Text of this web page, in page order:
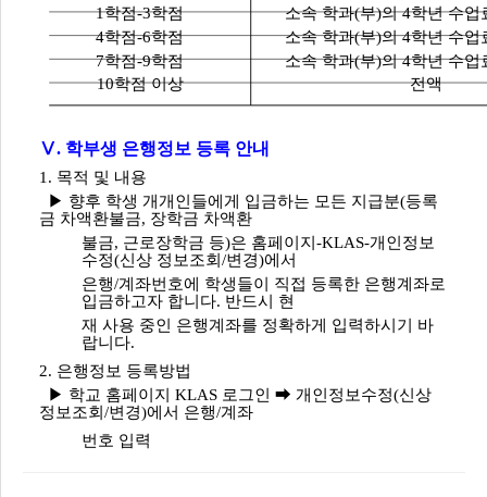
1학점-3학점
소속 학과(부)의 4학년 수업
4학점-6학점
소속 학과(부)의 4학년 수업
7학점-9학점
소속 학과(부)의 4학년 수업
10학점 이상
전액
Ⅴ. 학부생 은행정보 등록 안내
1. 목적 및 내용
▶ 향후 학생 개개인들에게 입금하는 모든 지급분(등록
금 차액환불금, 장학금 차액환
불금, 근로장학금 등)은 홈페이지-KLAS-개인정보
수정(신상 정보조회/변경)에서
은행/계좌번호에 학생들이 직접 등록한 은행계좌로
입금하고자 합니다. 반드시 현
재 사용 중인 은행계좌를 정확하게 입력하시기 바
랍니다.
2. 은행정보 등록방법
▶ 학교 홈페이지 KLAS 로그인 ➡ 개인정보수정(신상
정보조회/변경)에서 은행/계좌
번호 입력